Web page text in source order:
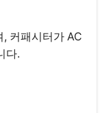
X_c
커패시터가 AC
다.